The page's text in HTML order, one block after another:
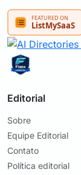
Editorial
Sobre
Equipe Editorial
Contato
Política editorial